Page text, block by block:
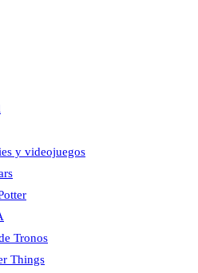
y videojuegos
Tronos
Things